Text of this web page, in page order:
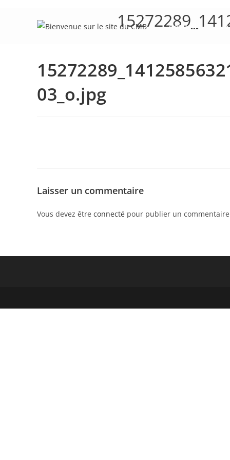
Accueil
03_o.jpg
Laisser un commentaire
Vous devez être connecté pour publier un